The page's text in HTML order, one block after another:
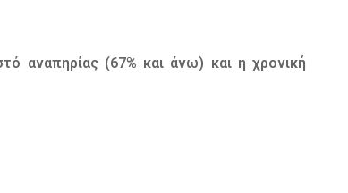
αναπηρίας (67% και άνω) και η χρονική